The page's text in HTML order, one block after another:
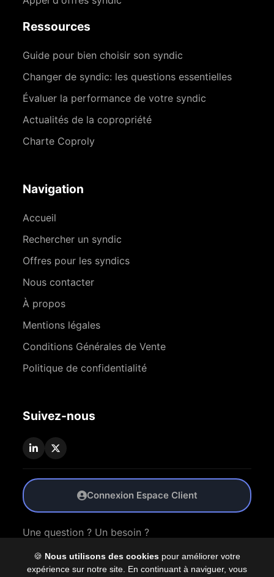
🍪 Nous utilisons des cookies pour améliorer votre
expérience sur notre site. En continuant à naviguer, vous
Ressources
Guide pour bien choisir son syndic
Changer de syndic: les questions essentielles
Évaluer la performance de votre syndic
Actualités de la copropriété
Charte Coproly
Navigation
Accueil
Rechercher un syndic
Offres pour les syndics
Nous contacter
À propos
Mentions légales
Conditions Générales de Vente
Politique de confidentialité
Suivez-nous
Connexion Espace Client
Une question ? Un besoin ?
Nous Contacter